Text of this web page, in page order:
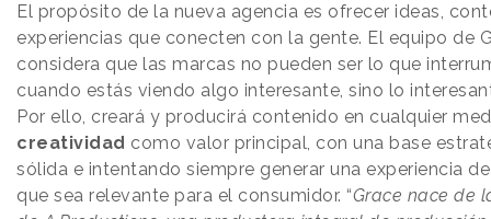
El propósito de la nueva agencia es ofrecer ideas,
experiencias que conecten con la gente. El equipo de
considera que las marcas no pueden ser lo que
cuando estás viendo algo interesante, sino lo
Por ello, creará y producirá contenido en cualquier
creatividad como valor principal, con una base
sólida e intentando siempre generar una experiencia
que sea relevante para el consumidor. “Grace nace de